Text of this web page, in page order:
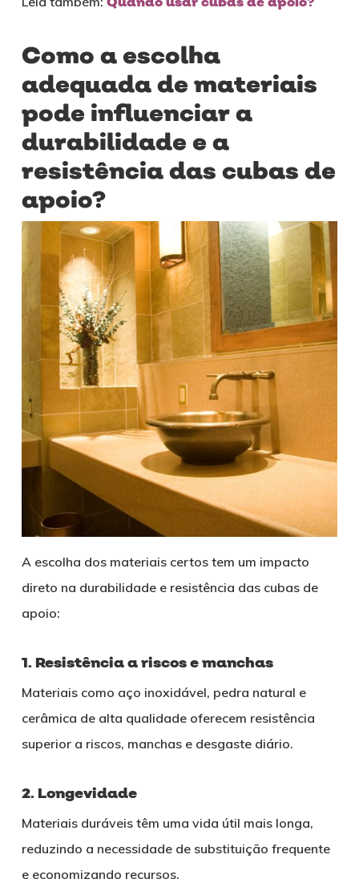
Como a escolha
adequada de materiais
pode influenciar a
durabilidade e a
resistência das cubas de
apoio?
A escolha dos materiais certos tem um impacto
direto na durabilidade e resistência das cubas de
apoio:
1. Resistência a riscos e manchas
Materiais como aço inoxidável, pedra natural e
cerâmica de alta qualidade oferecem resistência
superior a riscos, manchas e desgaste diário.
2. Longevidade
Materiais duráveis têm uma vida útil mais longa,
reduzindo a necessidade de substituição frequente
e economizando recursos.